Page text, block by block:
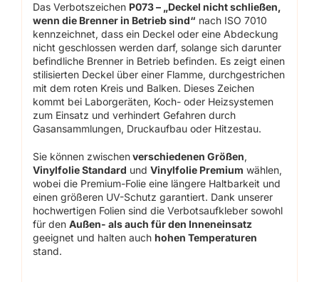
Das Verbotszeichen P073 – „Deckel nicht schließen,
wenn die Brenner in Betrieb sind“ nach ISO 7010
kennzeichnet, dass ein Deckel oder eine Abdeckung
nicht geschlossen werden darf, solange sich darunter
befindliche Brenner in Betrieb befinden. Es zeigt einen
stilisierten Deckel über einer Flamme, durchgestrichen
mit dem roten Kreis und Balken. Dieses Zeichen
kommt bei Laborgeräten, Koch- oder Heizsystemen
zum Einsatz und verhindert Gefahren durch
Gasansammlungen, Druckaufbau oder Hitzestau.
Sie können zwischenverschiedenen Größen,
Vinylfolie Standard undVinylfolie Premium wählen,
wobei die Premium-Folie eine längere Haltbarkeit und
einen größeren UV-Schutz garantiert. Dank unserer
hochwertigen Folien sind die Verbotsaufkleber sowohl
für denAußen- als auch für den Inneneinsatz
geeignet und halten auch hohen Temperaturen
stand.